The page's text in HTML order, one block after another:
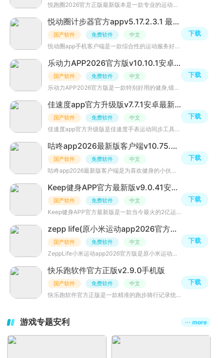
悦跑圈2026官方正版最新版本是一款专业的运动跑步软件，让你通过跑步达成你的瘦身目标，拥有跑步计划与里程
悦动圈计步器官方appv5.17.2.3.1 最新版
国产软件 免费软件 中文
悦动圈app手机客户端是一款综合性的运动服务好友互动软件，朋友之间能够使用它进行运动上的互动，并相互反馈
下载
乐动力APP2026官方版v10.10.1安卓手机版
国产软件 免费软件 中文
乐动力APP2026官方版是一款特别好用的健身,锻炼app,在乐动力app上有着最专业的健身计划和健身知识.每次都会
下载
佳速度app官方升级版v7.7.1安卓最新版
国产软件 免费软件 中文
佳速度app官方升级版是佳速度手表运动同步工具，配合佳明运动手表系列，在户外健身同时将运动数据同步到手机
下载
咕咚app2026最新版客户端v10.75.0官方安卓版
国产软件 免费软件 中文
咕咚app2026最新版客户端是为喜欢健身的小伙伴打造的一款应用，这里有专业的健身教练给你定制健身计划，让你
下载
Keep健身APP官方最新版v9.0.41安卓最新版
国产软件 免费软件 中文
Keep健身APP官方最新版是一款当今最火的2亿运动爱好者和达人推荐的专业健身App，在Keep上你可以学习到很多的
下载
zepp life(原小米运动app2026官方版)v6.16.1最新升级版
国产软件 免费软件 中文
ZeppLife小米运动app2026官方版是原小米运动的升级版，一款专业级健身软件，在ZeppLife你可以学到很多关于健
下载
快乐跑软件官方正版v2.9.0手机版
国产软件 免费软件 中文
快乐跑软件官方正版是一款精准的跑步骑行记录统计软件，在这里能精彩记录你的每次户外轨迹，还有软件举办的
下载
游戏专题安利 ··· more